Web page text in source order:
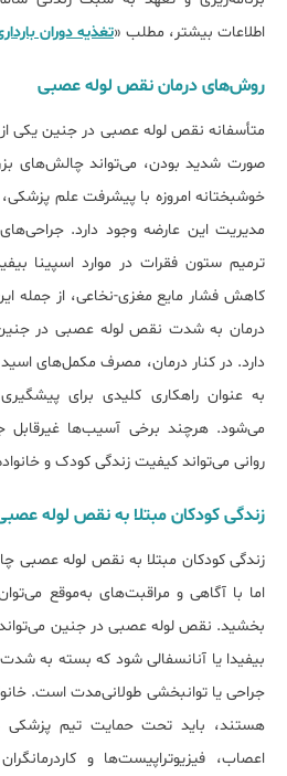
اطلاعات بیشتر، مطلب «تغذیه دوران
روش‌های درمان نقص لوله عصبی
متأسفانه نقص لوله عصبی در جنین یکی از
صورت شدید بودن، می‌تواند چالش‌های
خوشبختانه امروزه با پیشرفت علم
مدیریت این عارضه وجود دارد.
ترمیم ستون فقرات در موارد اسپینا
کاهش فشار مایع مغزی-نخاعی، از جمله
درمان به شدت نقص لوله عصبی در
دارد. در کنار درمان، مصرف مکمل‌های
به عنوان راهکاری کلیدی برای
می‌شود. هرچند برخی آسیب‌ها غیرقابل
روانی می‌تواند کیفیت زندگی کودک و
زندگی کودکان مبتلا به نقص لوله
زندگی کودکان مبتلا به نقص لوله عصبی
اما با آگاهی و مراقبت‌های به‌موقع
بخشید. نقص لوله عصبی در جنین می‌تواند
بیفیدا یا آنانسفالی شود که بسته به
جراحی یا توانبخشی طولانی‌مدت است.
هستند، باید تحت حمایت تیم
اعصاب، فیزیوتراپیست‌ها و